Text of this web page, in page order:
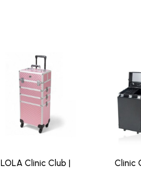
LOLA Clinic Club |
Clinic